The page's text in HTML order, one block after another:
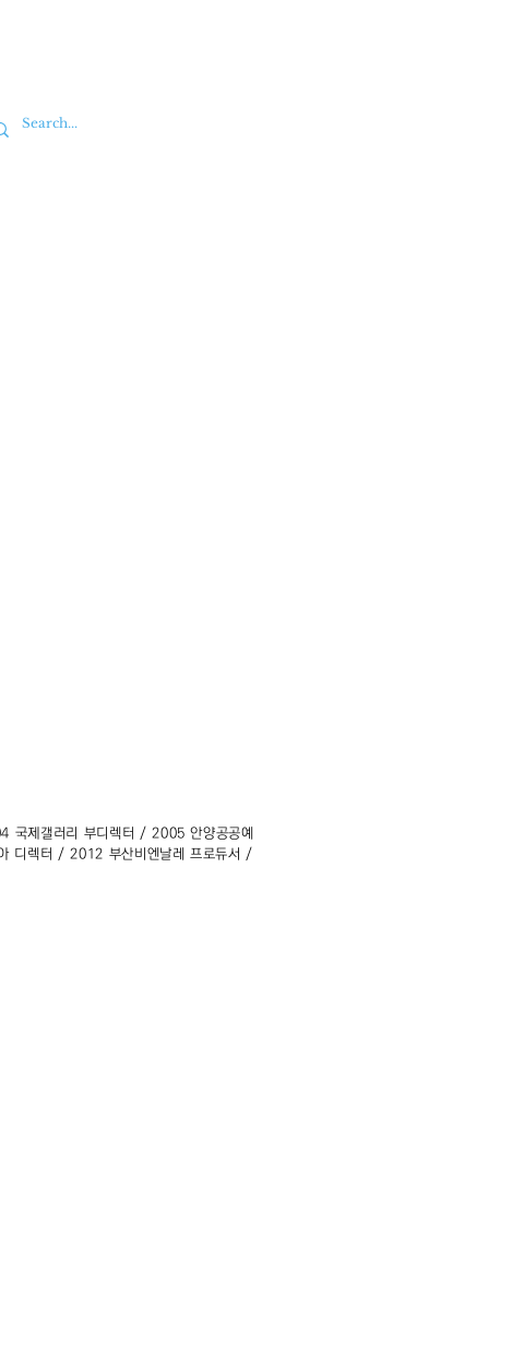
제갤러리 부디렉터 / 2005 안양공공예
디렉터 / 2012 부산비엔날레 프로듀서 /